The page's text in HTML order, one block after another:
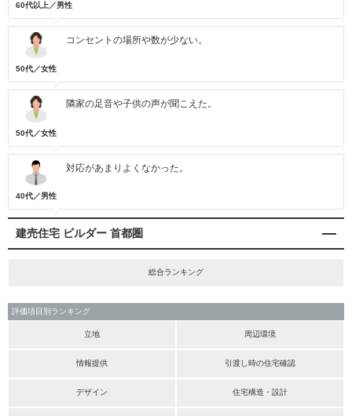
60代以上／男性
50代／女性
コンセントの場所や数が少ない。
50代／女性
隣家の足音や子供の声が聞こえた。
40代／男性
対応があまりよくなかった。
建売住宅 ビルダー 首都圏
総合ランキング
評価項目別ランキング
立地 周辺環境
情報提供 引渡し時の住宅確認
デザイン 住宅構造・設計